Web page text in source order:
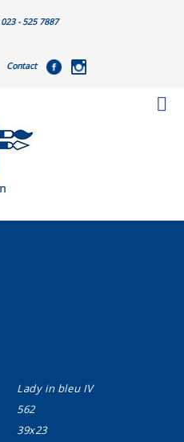
023 - 525 7887
Contact
Lady in bleu IV
562
39x23